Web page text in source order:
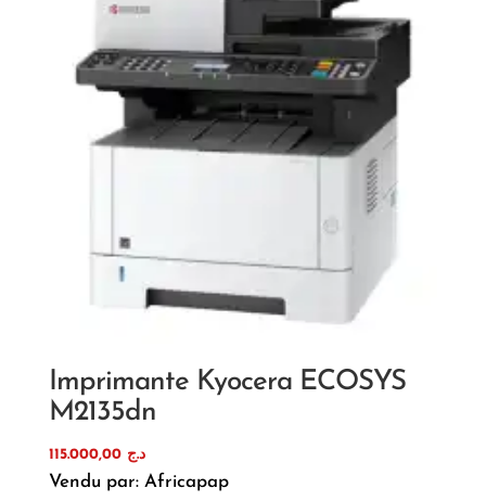
Imprimante Kyocera ECOSYS
M2135dn
د.ج 115.000,00
Vendu par: Africapap